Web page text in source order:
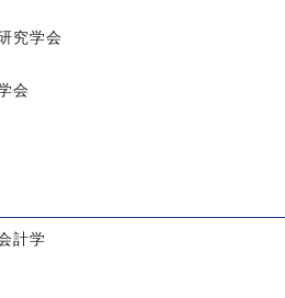
究学会
会
計学